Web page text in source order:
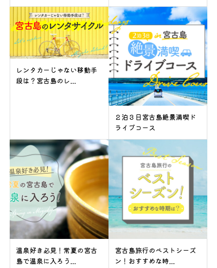
レンタカーじゃない移動手
段は？宮古島のレ...
２泊３日宮古島絶景満喫ド
ライブコース
温泉好き必見！常夏の宮古
島で温泉に入ろう...
宮古島旅行のベストシーズ
ン！おすすめな時...